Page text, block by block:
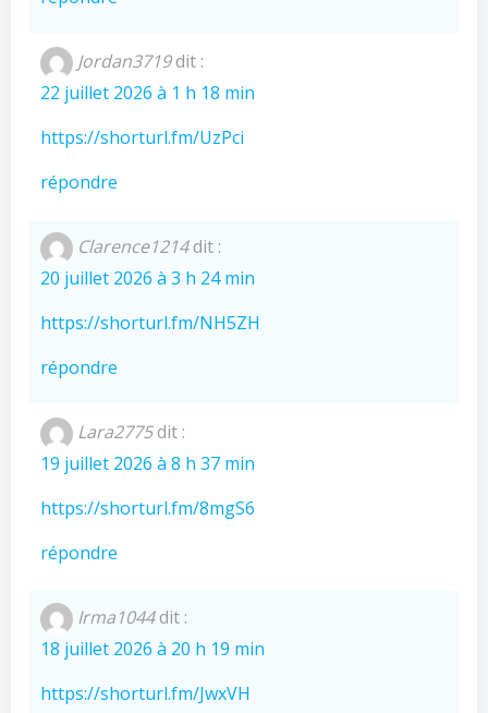
Jordan3719dit :
22 juillet 2026 à 1 h 18 min
https://shorturl.fm/UzPci
répondre
Clarence1214dit :
20 juillet 2026 à 3 h 24 min
https://shorturl.fm/NH5ZH
répondre
Lara2775dit :
19 juillet 2026 à 8 h 37 min
https://shorturl.fm/8mgS6
répondre
Irma1044dit :
18 juillet 2026 à 20 h 19 min
https://shorturl.fm/JwxVH